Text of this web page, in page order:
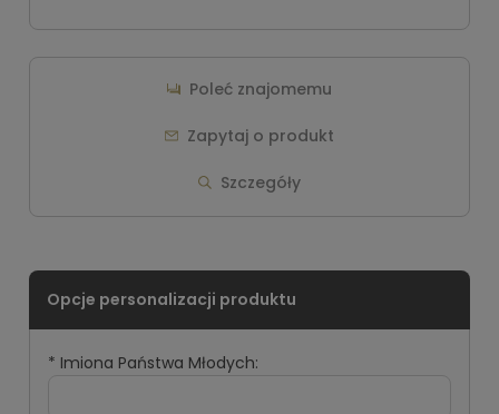
* Imiona Państwa Młodych:
Szczegóły
Zapytaj o produkt
Poleć znajomemu